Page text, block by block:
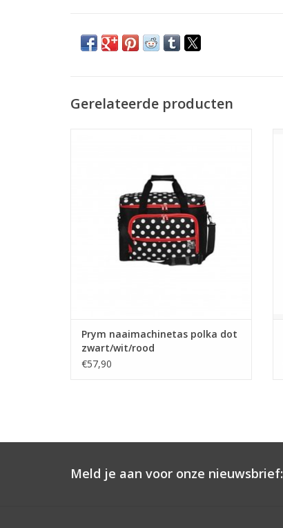
Gerelateerde producten
Prym naaimachinetas polka dot
zwart/wit/rood
€57,90
Meld je aan voor onze nieuwsbrief: